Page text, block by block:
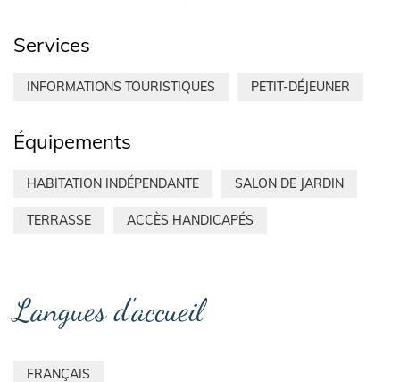
Services
INFORMATIONS TOURISTIQUES PETIT-DÉJEUNER
Équipements
HABITATION INDÉPENDANTE SALON DE JARDIN
TERRASSE ACCÈS HANDICAPÉS
Langues d'accueil
FRANÇAIS